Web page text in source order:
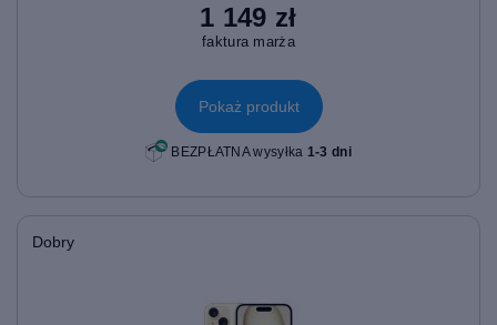
1 149 zł
faktura marża
Pokaż produkt
BEZPŁATNA wysyłka 1-3 dni
Dobry